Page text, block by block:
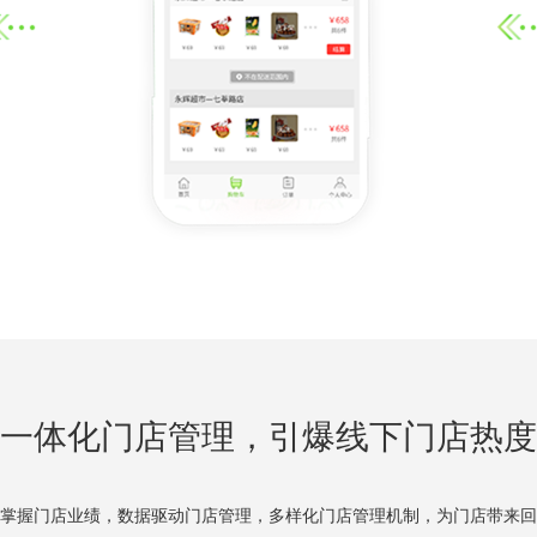
一体化门店管理，引爆线下门店热度
握门店业绩，数据驱动门店管理，多样化门店管理机制，为门店带来